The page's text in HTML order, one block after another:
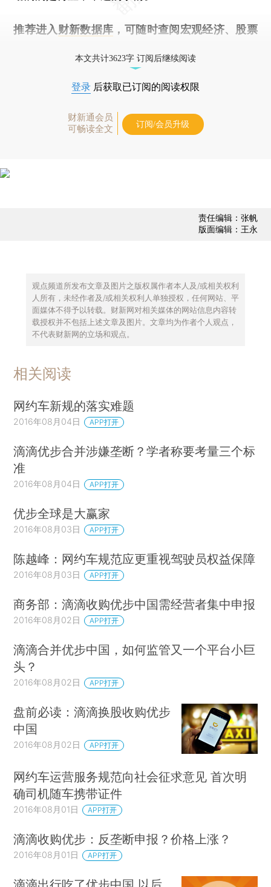
推荐进入 财新数据库 ，可随时查阅宏观经济、股票
本文共计3623字 订阅后继续阅读
登录 后获取已订阅的阅读权限
财新通会员
可畅读全文
订阅/会员升级
责任编辑：张帆
版面编辑：王永
观点频道所发布文章及图片之版权属作者本人及/或相关权利
人所有，未经作者及/或相关权利人单独授权，任何网站、平
面媒体不得予以转载。财新网对相关媒体的网站信息内容转
载授权并不包括上述文章及图片。文章均为作者个人观点，
不代表财新网的立场和观点。
相关阅读
网约车新规的落实难题
2016年08月04日 APP打开
滴滴优步合并涉嫌垄断？学者称要考量三个标
准
2016年08月04日 APP打开
优步全球是大赢家
2016年08月03日 APP打开
陈越峰：网约车规范应更重视驾驶员权益保障
2016年08月03日 APP打开
商务部：滴滴收购优步中国需经营者集中申报
2016年08月02日 APP打开
滴滴合并优步中国，如何监管又一个平台小巨
头？
2016年08月02日 APP打开
盘前必读：滴滴换股收购优步
中国
2016年08月02日 APP打开
网约车运营服务规范向社会征求意见 首次明
确司机随车携带证件
2016年08月01日 APP打开
滴滴收购优步：反垄断申报？价格上涨？
2016年08月01日 APP打开